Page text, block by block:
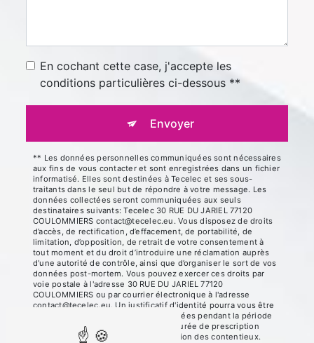
En cochant cette case, j'accepte les
conditions particulières ci-dessous **
Envoyer
** Les données personnelles communiquées sont nécessaires
aux fins de vous contacter et sont enregistrées dans un fichier
informatisé. Elles sont destinées à Tecelec et ses sous-
traitants dans le seul but de répondre à votre message. Les
données collectées seront communiquées aux seuls
destinataires suivants: Tecelec 30 RUE DU JARIEL 77120
COULOMMIERS contact@tecelec.eu. Vous disposez de droits
d’accès, de rectification, d’effacement, de portabilité, de
limitation, d’opposition, de retrait de votre consentement à
tout moment et du droit d’introduire une réclamation auprès
d’une autorité de contrôle, ainsi que d’organiser le sort de vos
données post-mortem. Vous pouvez exercer ces droits par
voie postale à l'adresse 30 RUE DU JARIEL 77120
COULOMMIERS ou par courrier électronique à l'adresse
contact@tecelec.eu. Un justificatif d'identité pourra vous être
demandé. Nous conservons vos données pendant la période
de prise de contact puis pendant la durée de prescription
légale aux fins probatoires et de gestion des contentieux.